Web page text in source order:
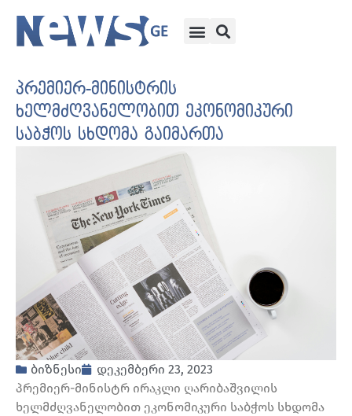
პრემიერ-მინისტრის
ხელმძღვანელობით ეკონომიკური
საბჭოს სხდომა გაიმართა
ბიზნესი
დეკემბერი 23, 2023
პრემიერ-მინისტრ ირაკლი ღარიბაშვილის
ხელმძღვანელობით ეკონომიკური საბჭოს სხდომა